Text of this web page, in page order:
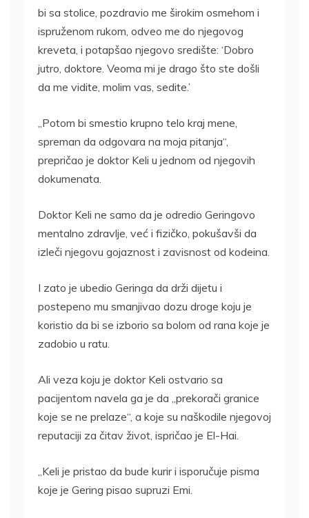
bi sa stolice, pozdravio me širokim osmehom i
ispruženom rukom, odveo me do njegovog
kreveta, i potapšao njegovo središte: ‘Dobro
jutro, doktore. Veoma mi je drago što ste došli
da me vidite, molim vas, sedite.’
„Potom bi smestio krupno telo kraj mene,
spreman da odgovara na moja pitanja“,
prepričao je doktor Keli u jednom od njegovih
dokumenata.
Doktor Keli ne samo da je odredio Geringovo
mentalno zdravlje, već i fizičko, pokušavši da
izleči njegovu gojaznost i zavisnost od kodeina.
I zato je ubedio Geringa da drži dijetu i
postepeno mu smanjivao dozu droge koju je
koristio da bi se izborio sa bolom od rana koje je
zadobio u ratu.
Ali veza koju je doktor Keli ostvario sa
pacijentom navela ga je da „prekorači granice
koje se ne prelaze“, a koje su naškodile njegovoj
reputaciji za čitav život, ispričao je El-Hai.
„Keli je pristao da bude kurir i isporučuje pisma
koje je Gering pisao supruzi Emi.